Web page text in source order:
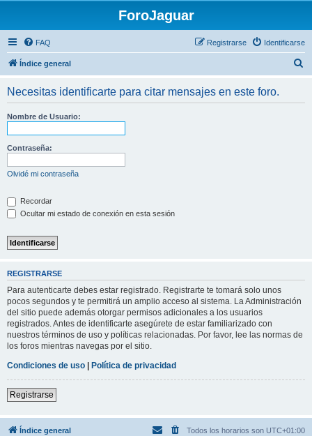
ForoJaguar
FAQ Identificarse
Registrarse
Índice general
Necesitas identificarte para citar mensajes en este foro.
Nombre de Usuario:
Contraseña:
Olvidé mi contraseña
Recordar
Ocultar mi estado de conexión en esta sesión
REGISTRARSE
Para autenticarte debes estar registrado. Registrarte te tomará solo unos
pocos segundos y te permitirá un amplio acceso al sistema. La Administración
del sitio puede además otorgar permisos adicionales a los usuarios
registrados. Antes de identificarte asegúrete de estar familiarizado con
nuestros términos de uso y políticas relacionadas. Por favor, lee las normas de
los foros mientras navegas por el sitio.
Condiciones de uso | Política de privacidad
Registrarse
Índice general Todos los horarios son UTC+01:00